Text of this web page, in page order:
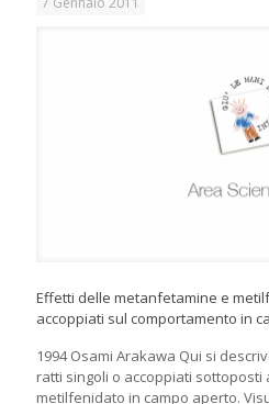
Effetti delle metanfetamine e
accoppiati sul comportamento in
1994 Osami Arakawa Qui si
ratti singoli o accoppiati sottoposti
metilfenidato in campo aperto.